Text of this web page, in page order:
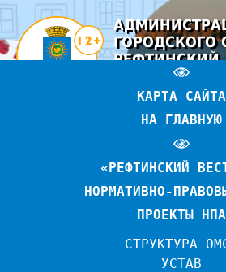
ГОРОДСКОГО
РЕФТИНСКИЙ
ОФИЦИАЛЬНЫЙ САЙТ
КАРТА САЙТА
НА ГЛАВНУЮ
«РЕФТИНСКИЙ
НОРМАТИВНО-
ПРОЕКТЫ НПА
СТРУКТУРА
УСТАВ